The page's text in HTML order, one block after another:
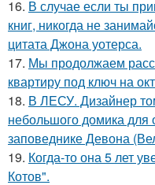
16. В случае если ты
книг, никогда не
цитата Джона уотерса.
17. Мы продолжаем
квартиру под ключ на
18. В ЛЕСУ. Дизайнер
небольшого домика для
заповеднике Девона
19. Когда-то она 5 лет
Котов".